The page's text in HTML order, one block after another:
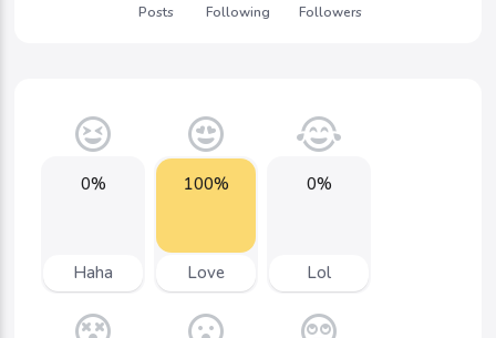
Posts Following Followers
0%
Haha
100%
Love
0%
Lol